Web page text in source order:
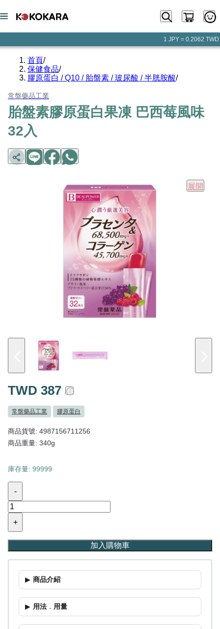
1 JPY = 0.2062 TWD
首頁/
保健食品/
膠原蛋白 / Q10 / 胎盤素 / 玻尿酸 / 半胱胺酸/
常盤藥品工業
胎盤素膠原蛋白果凍 巴西莓風味
32入
展開
TWD 387
常盤藥品工業 膠原蛋白
商品貨號: 4987156711256
商品重量: 340g
庫存量: 99999
-
+
加入購物車
商品介紹
用法 ． 用量